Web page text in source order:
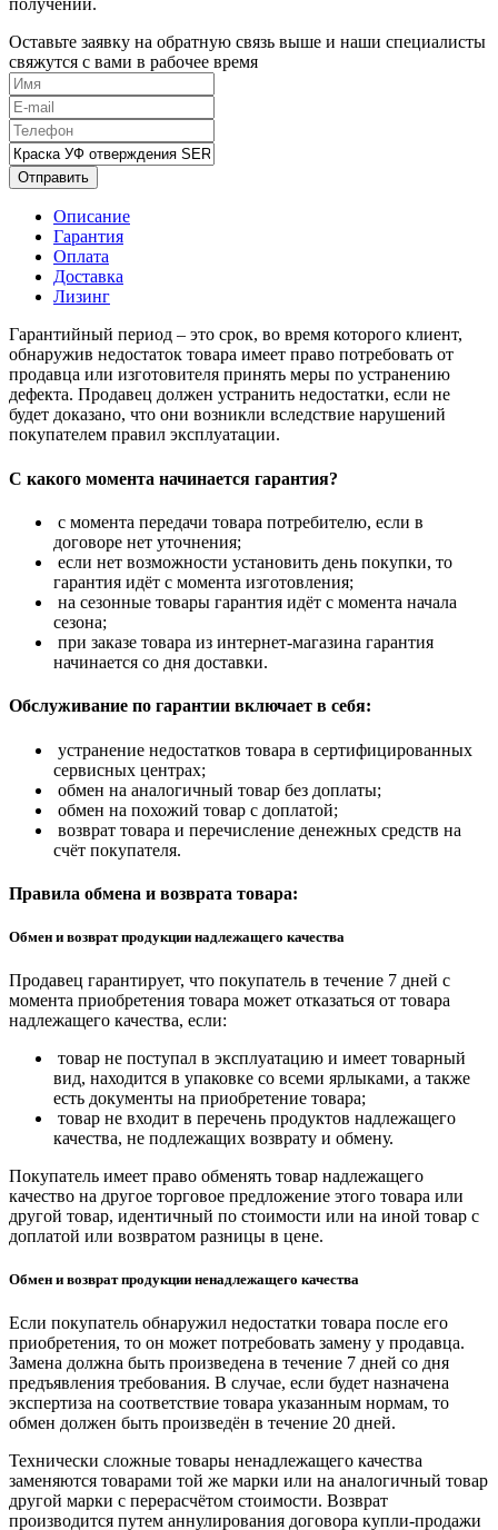
получении.
Оставьте заявку на обратную связь выше и наши специалисты
свяжутся с вами в рабочее время
Отправить
Описание
Гарантия
Оплата
Доставка
Лизинг
Гарантийный период – это срок, во время которого клиент,
обнаружив недостаток товара имеет право потребовать от
продавца или изготовителя принять меры по устранению
дефекта. Продавец должен устранить недостатки, если не
будет доказано, что они возникли вследствие нарушений
покупателем правил эксплуатации.
С какого момента начинается гарантия?
с момента передачи товара потребителю, если в
договоре нет уточнения;
если нет возможности установить день покупки, то
гарантия идёт с момента изготовления;
на сезонные товары гарантия идёт с момента начала
сезона;
при заказе товара из интернет-магазина гарантия
начинается со дня доставки.
Обслуживание по гарантии включает в себя:
устранение недостатков товара в сертифицированных
сервисных центрах;
обмен на аналогичный товар без доплаты;
обмен на похожий товар с доплатой;
возврат товара и перечисление денежных средств на
счёт покупателя.
Правила обмена и возврата товара:
Обмен и возврат продукции надлежащего качества
Продавец гарантирует, что покупатель в течение 7 дней с
момента приобретения товара может отказаться от товара
надлежащего качества, если:
товар не поступал в эксплуатацию и имеет товарный
вид, находится в упаковке со всеми ярлыками, а также
есть документы на приобретение товара;
товар не входит в перечень продуктов надлежащего
качества, не подлежащих возврату и обмену.
Покупатель имеет право обменять товар надлежащего
качество на другое торговое предложение этого товара или
другой товар, идентичный по стоимости или на иной товар с
доплатой или возвратом разницы в цене.
Обмен и возврат продукции ненадлежащего качества
Если покупатель обнаружил недостатки товара после его
приобретения, то он может потребовать замену у продавца.
Замена должна быть произведена в течение 7 дней со дня
предъявления требования. В случае, если будет назначена
экспертиза на соответствие товара указанным нормам, то
обмен должен быть произведён в течение 20 дней.
Технически сложные товары ненадлежащего качества
заменяются товарами той же марки или на аналогичный товар
другой марки с перерасчётом стоимости. Возврат
производится путем аннулирования договора купли-продажи